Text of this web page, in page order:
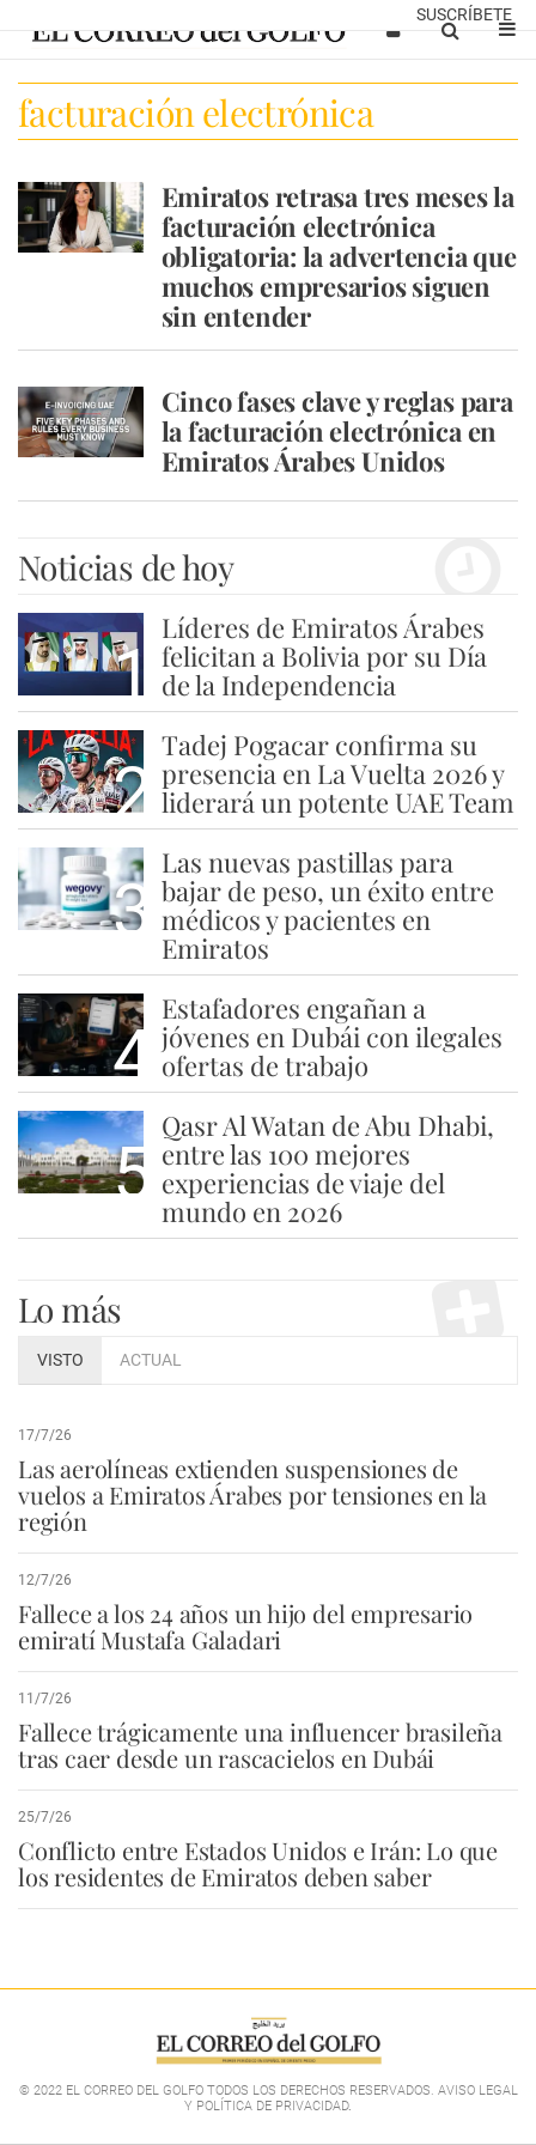
SUSCRÍBETE
facturación electrónica
Emiratos retrasa tres meses la
facturación electrónica
obligatoria: la advertencia que
muchos empresarios siguen
sin entender
Cinco fases clave y reglas para
la facturación electrónica en
Emiratos Árabes Unidos
Noticias de hoy
1
Líderes de Emiratos Árabes
felicitan a Bolivia por su Día
de la Independencia
2
Tadej Pogacar confirma su
presencia en La Vuelta 2026 y
liderará un potente UAE Team
3
Las nuevas pastillas para
bajar de peso, un éxito entre
médicos y pacientes en
Emiratos
4
Estafadores engañan a
jóvenes en Dubái con ilegales
ofertas de trabajo
5
Qasr Al Watan de Abu Dhabi,
entre las 100 mejores
experiencias de viaje del
mundo en 2026
Lo más
VISTO ACTUAL
17/7/26
Las aerolíneas extienden suspensiones de
vuelos a Emiratos Árabes por tensiones en la
región
12/7/26
Fallece a los 24 años un hijo del empresario
emiratí Mustafa Galadari
11/7/26
Fallece trágicamente una influencer brasileña
tras caer desde un rascacielos en Dubái
25/7/26
Conflicto entre Estados Unidos e Irán: Lo que
los residentes de Emiratos deben saber
© 2022 EL CORREO DEL GOLFO TODOS LOS DERECHOS RESERVADOS. AVISO LEGAL
Y POLÍTICA DE PRIVACIDAD.